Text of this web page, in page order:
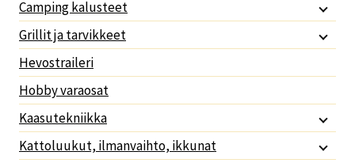
Camping kalusteet
Grillit ja tarvikkeet
Hevostraileri
Hobby varaosat
Kaasutekniikka
Kattoluukut, ilmanvaihto, ikkunat